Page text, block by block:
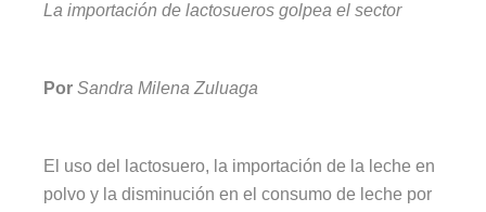
La importación de lactosueros golpea el sector
PorSandra Milena Zuluaga
El uso del lactosuero, la importación de la leche en
polvo y la disminución en el consumo de leche por